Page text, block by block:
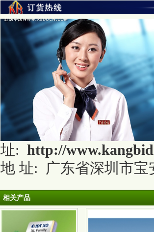
址: http://
地 址: 广东省深圳市宝
相关产品